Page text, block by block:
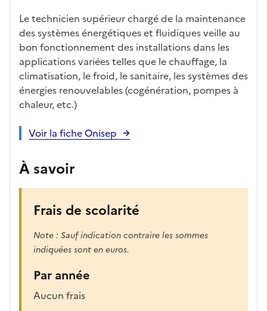
Le technicien supérieur chargé de la maintenance
des systèmes énergétiques et fluidiques veille au
bon fonctionnement des installations dans les
applications variées telles que le chauffage, la
climatisation, le froid, le sanitaire, les systèmes des
énergies renouvelables (cogénération, pompes à
chaleur, etc.)
Voir la fiche Onisep
À savoir
Frais de scolarité
Note : Sauf indication contraire les sommes
indiquées sont en euros.
Par année
Aucun frais